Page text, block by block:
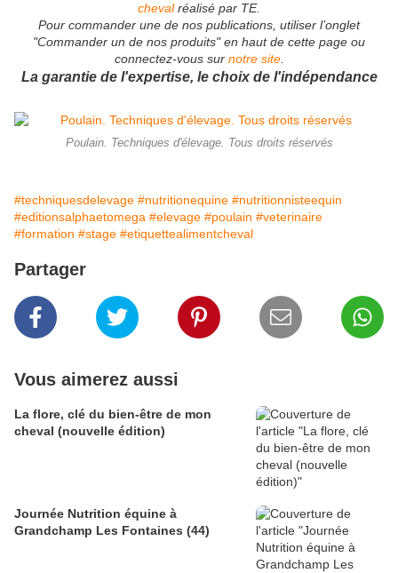
chevalréalisé par TE.
Pour commander une de nos publications, utiliser l’onglet
"Commander un de nos produits" en haut de cette page ou
connectez-vous sur notre site.
La garantie de l'expertise, le choix de l'indépendance
Poulain. Techniques d'élevage. Tous droits réservés
#techniquesdelevage #nutritionequine #nutritionnisteequin
#editionsalphaetomega #elevage #poulain #veterinaire
#formation #stage #etiquettealimentcheval
Partager
Vous aimerez aussi
La flore, clé du bien-être de mon
cheval (nouvelle édition)
Journée Nutrition équine à
Grandchamp Les Fontaines (44)